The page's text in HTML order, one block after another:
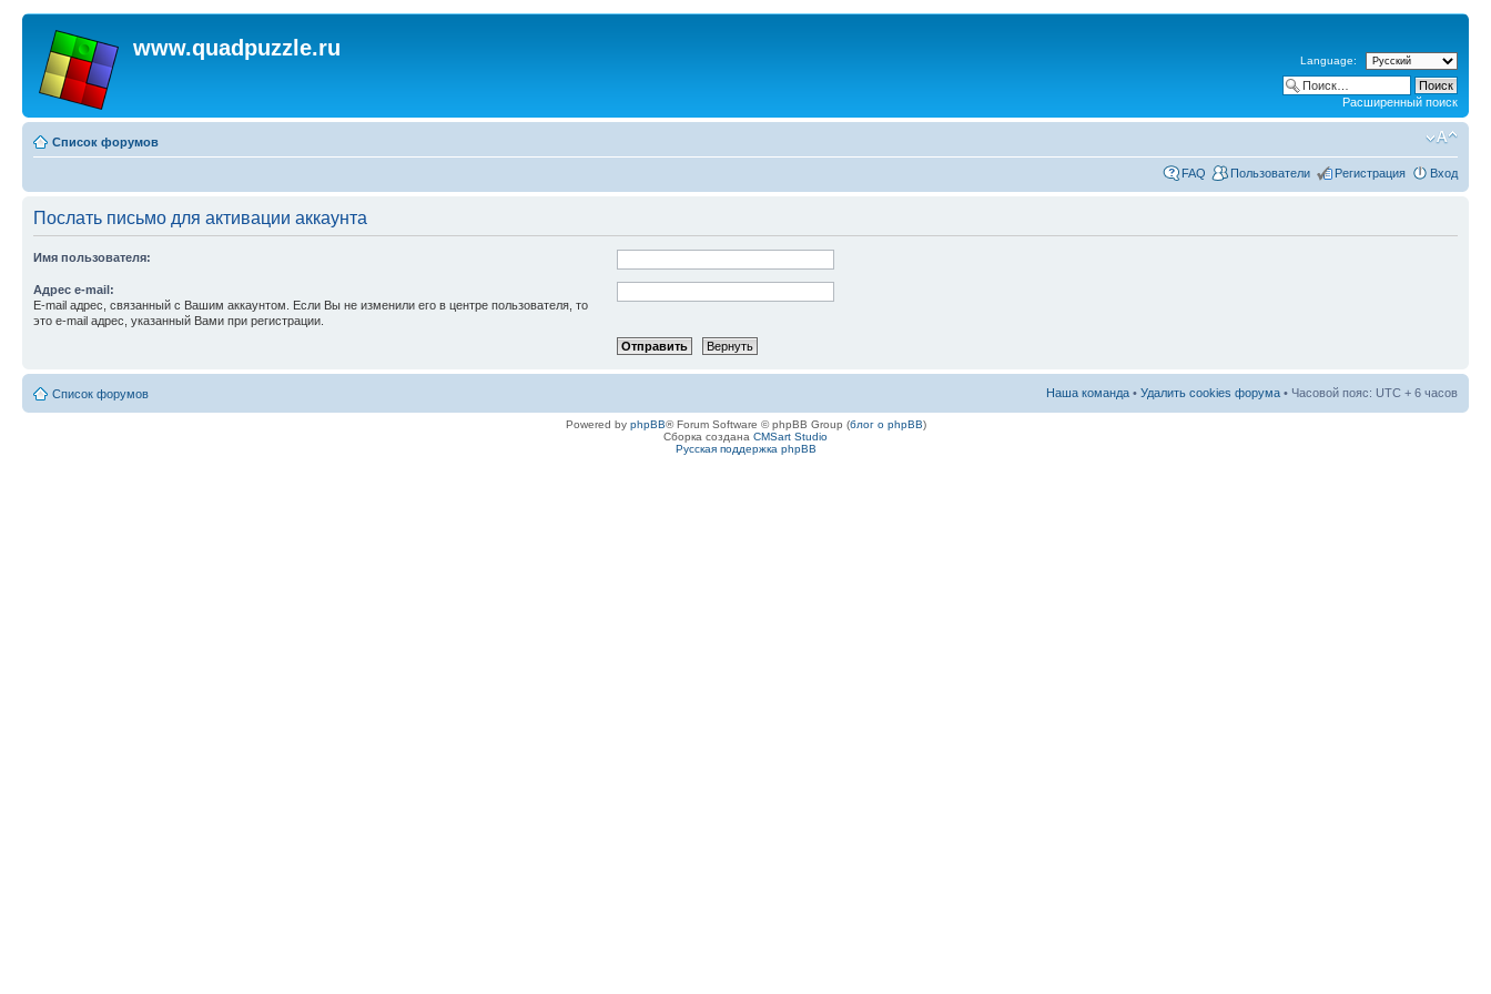
www.quadpuzzle.ru
Language:
Расширенный поиск
Список форумов
FAQ Пользователи Регистрация Вход
Послать письмо для активации аккаунта
Имя пользователя:
Адрес e-mail:
E-mail адрес, связанный с Вашим аккаунтом. Если Вы не изменили его в центре пользователя, то
это e-mail адрес, указанный Вами при регистрации.
Список форумов Наша команда • Удалить cookies форума • Часовой пояс: UTC + 6 часов
Powered by phpBB® Forum Software © phpBB Group (блог о phpBB)
Сборка создана CMSart Studio
Русская поддержка phpBB